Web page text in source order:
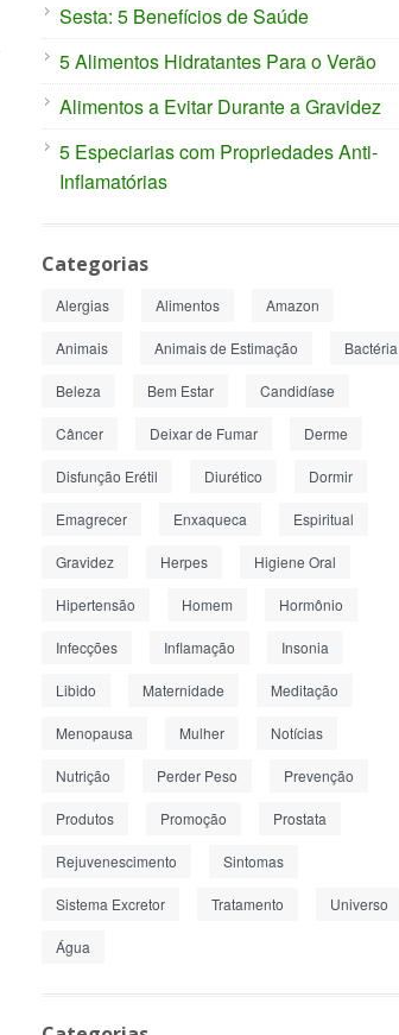
Sesta: 5 Benefícios de Saúde
5 Alimentos Hidratantes Para o Verão
Alimentos a Evitar Durante a Gravidez
5 Especiarias com Propriedades Anti-
Inflamatórias
Categorias
Alergias Alimentos Amazon
Animais Animais de Estimação Bactéria
Beleza Bem Estar Candidíase
Câncer Deixar de Fumar Derme
Disfunção Erétil Diurético Dormir
Emagrecer Enxaqueca Espiritual
Gravidez Herpes Higiene Oral
Hipertensão Homem Hormônio
Infecções Inflamação Insonia
Libido Maternidade Meditação
Menopausa Mulher Notícias
Nutrição Perder Peso Prevenção
Produtos Promoção Prostata
Rejuvenescimento Sintomas
Sistema Excretor Tratamento Universo
Água